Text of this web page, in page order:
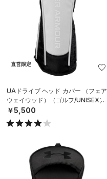
直営限定
UAドライブ ヘッド カバー （フェア
ウェイウッド）（ゴルフ/UNISEX）
￥5,500